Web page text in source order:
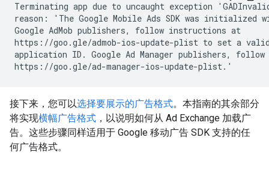
Terminating app due to uncaught exception
reason: 'The Google Mobile Ads SDK was initialized
Google AdMob publishers, follow instructions at
https://goo.gle/admob-ios-update-plist to set a
application ID. Google Ad Manager publishers,
接下来，您可以选择要展示的广告格式。本指南的其余部分
将实现横幅广告格式 ，以说明如何从 Ad Exchange 加载广
告。这些步骤同样适用于 Google 移动广告 SDK 支持的任
何广告格式。